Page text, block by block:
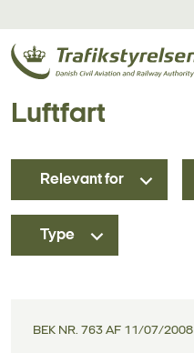
Luftfart
Relevant for
Type
BEK NR. 763 AF 11/07/2008